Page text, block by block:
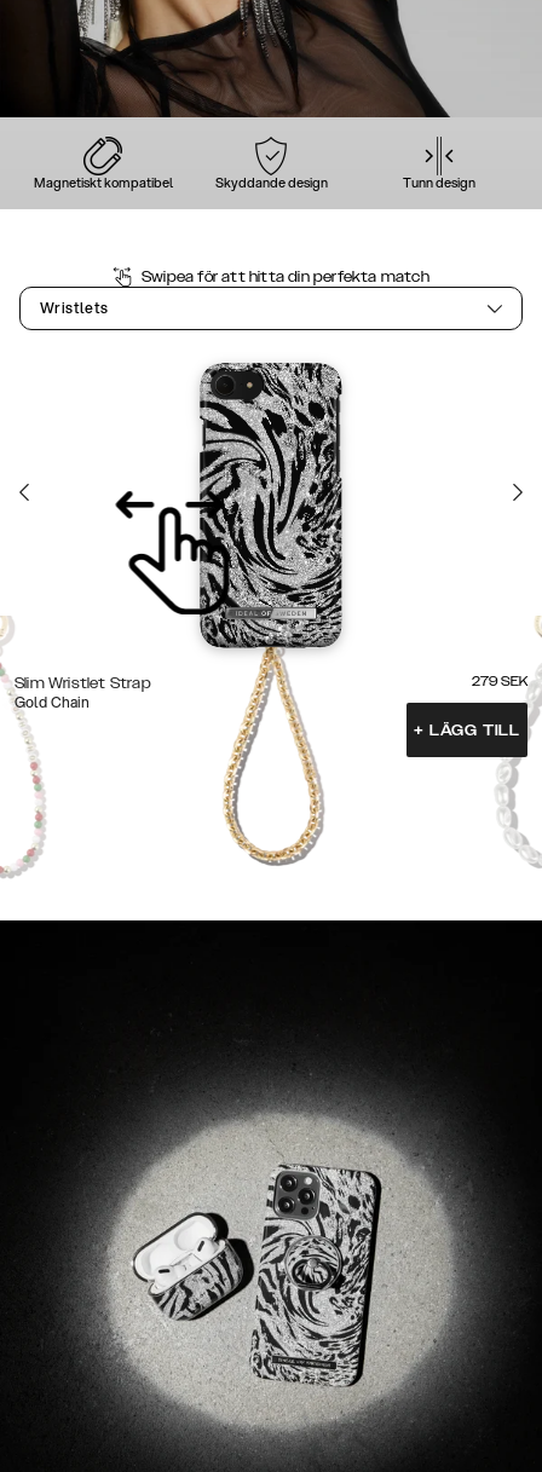
Magnetiskt kompatibel Skyddande design Tunn design
Swipea för att hitta din perfekta match
Wristlets
Slim Wristlet Strap
Gold Chain
279 SEK
+ LÄGG TILL